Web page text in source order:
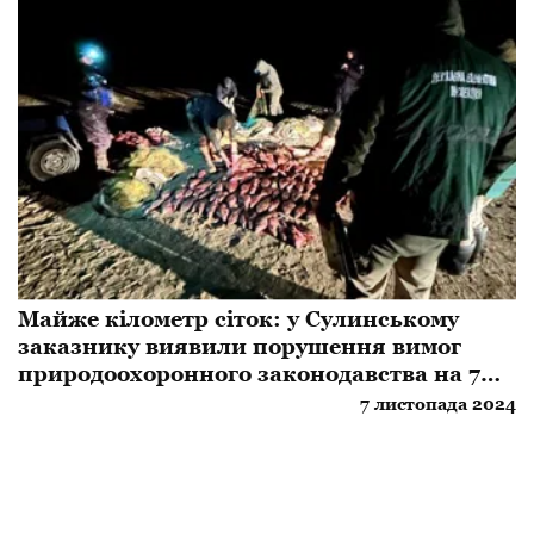
Майже кілометр сіток: у Сулинському
заказнику виявили порушення вимог
природоохоронного законодавства на 7
7 листопада 2024